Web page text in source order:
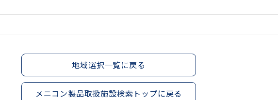
地域選択一覧に戻る
メニコン製品取扱施設検索トップに戻る